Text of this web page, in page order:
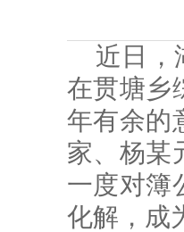
近日，
在贯塘乡
年有余的
家、杨某
一度对簿
化解，成